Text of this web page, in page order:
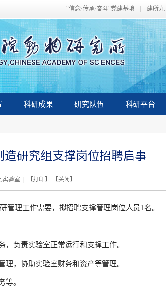
"信念·传承·奋斗"党建基地 建所九
科研成果 研究队伍 科研平台
造研究组支撑岗位招聘启事
实验室 | 【打印】 【关闭 】
理工作需要，拟招聘支撑管理岗位人员1名。
负责实验室正常运行和支撑工作。
，协助实验室财务和资产等管理。
。